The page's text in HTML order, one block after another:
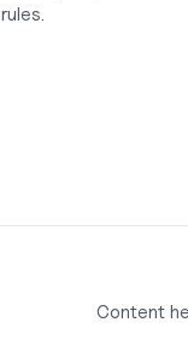
Content